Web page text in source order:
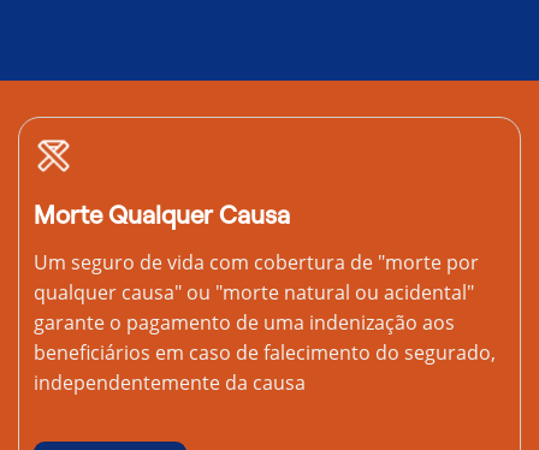
Morte Qualquer Causa
Um seguro de vida com cobertura de "morte por
qualquer causa" ou "morte natural ou acidental"
garante o pagamento de uma indenização aos
beneficiários em caso de falecimento do segurado,
independentemente da causa